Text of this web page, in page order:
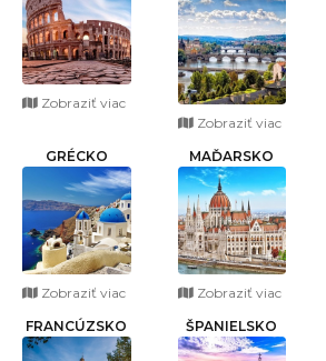
Zobraziť viac
Zobraziť viac
GRÉCKO
Zobraziť viac
MAĎARSKO
Zobraziť viac
FRANCÚZSKO ŠPANIELSKO